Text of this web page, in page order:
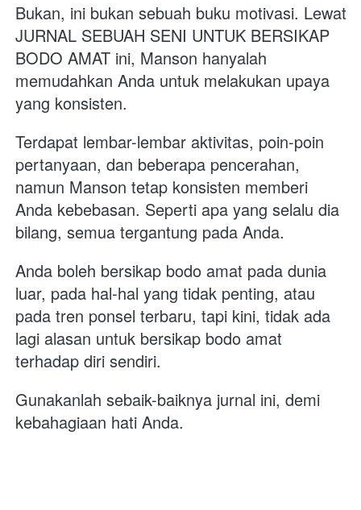
Bukan, ini bukan sebuah buku motivasi. Lewat
JURNAL SEBUAH SENI UNTUK BERSIKAP
BODO AMAT ini, Manson hanyalah
memudahkan Anda untuk melakukan upaya
yang konsisten.
Terdapat lembar-lembar aktivitas, poin-poin
pertanyaan, dan beberapa pencerahan,
namun Manson tetap konsisten memberi
Anda kebebasan. Seperti apa yang selalu dia
bilang, semua tergantung pada Anda.
Anda boleh bersikap bodo amat pada dunia
luar, pada hal-hal yang tidak penting, atau
pada tren ponsel terbaru, tapi kini, tidak ada
lagi alasan untuk bersikap bodo amat
terhadap diri sendiri.
Gunakanlah sebaik-baiknya jurnal ini, demi
kebahagiaan hati Anda.